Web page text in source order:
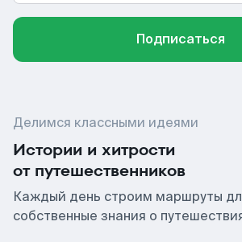
Подписаться
Делимся классными идеями
Истории и хитрости
от путешественников
Каждый день строим маршруты
собственные знания о